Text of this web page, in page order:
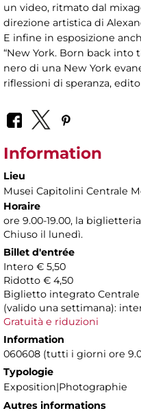
un video, ritmato dal
direzione artistica di
E infine in esposizione
“New York. Born back into
nero di una New York
riflessioni di speranza,
Information
Lieu
Musei Capitolini Centrale
Horaire
ore 9.00-19.00, la
Chiuso il lunedì.
Billet d'entrée
Intero € 5,50
Ridotto € 4,50
Biglietto integrato
(valido una settimana):
Gratuità e riduzioni
Information
060608 (tutti i giorni ore
Typologie
Exposition|Photographie
Autres informations